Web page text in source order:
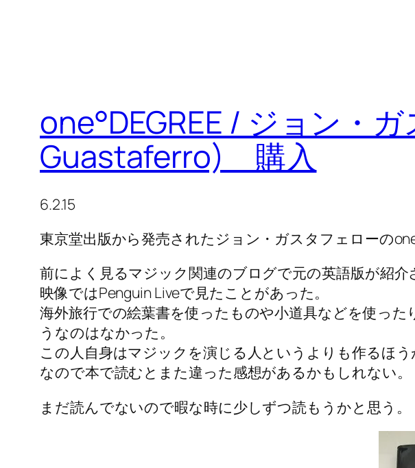
one°DEGREE / ジョン・
Guastaferro) 購入
6.2.15
東京堂出版から発売されたジョン・ガスタフェローの
前によく見るマジック関連のブログで元の英語版が紹介
映像ではPenguin Liveで見たことがあった。
海外旅行での絵葉書を使ったものや小道具などを使っ
うなのはなかった。
この人自身はマジックを演じる人というよりも作るほう
なので本で読むとまた違った感想があるかもしれない。
まだ読んでないので暇な時に少しずつ読もうかと思う。